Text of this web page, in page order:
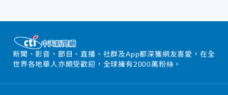
新聞、影音、節目、直播、社群及App都深獲網友喜愛，在全
世界各地華人亦頗受歡迎，全球擁有2000萬粉絲。